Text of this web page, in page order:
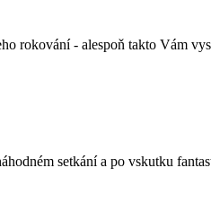
rokování - alespoň takto Vám
setkání a po vskutku